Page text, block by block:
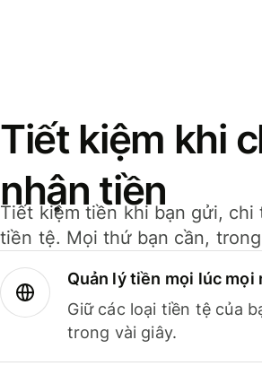
Tiết kiệm khi
nhận tiền
Tiết kiệm tiền khi bạn gửi,
tiền tệ. Mọi thứ bạn cần,
Quản lý tiền mọi lúc mọi
Giữ các loại tiền tệ của
trong vài giây.